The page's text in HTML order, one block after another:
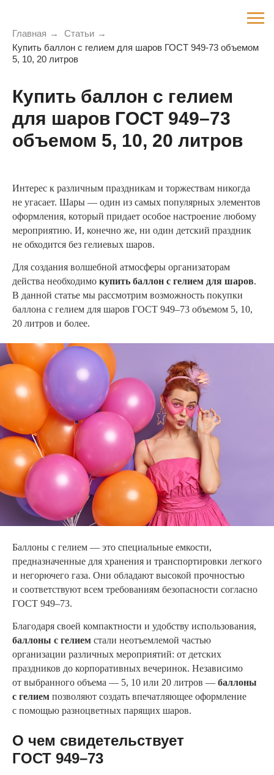
Главная → Статьи →
Купить баллон с гелием для шаров ГОСТ 949-73 объемом
5, 10, 20 литров
Купить баллон с гелием
для шаров ГОСТ 949–73
объемом 5, 10, 20 литров
Интерес к различным праздникам и торжествам никогда
не угасает. Шары — один из самых популярных элементов
оформления, который придает особое настроение любому
мероприятию. И, конечно же, ни один детский праздник
не обходится без гелиевых шаров.
Для создания волшебной атмосферы организаторам
действа необходимо купить баллон с гелием для шаров.
В данной статье мы рассмотрим возможность покупки
баллона с гелием для шаров ГОСТ 949–73 объемом 5, 10,
20 литров и более.
Баллоны с гелием — это специальные емкости,
предназначенные для хранения и транспортировки легкого
и негорючего газа. Они обладают высокой прочностью
и соответствуют всем требованиям безопасности согласно
ГОСТ 949–73.
Благодаря своей компактности и удобству использования,
баллоны с гелием стали неотъемлемой частью
организации различных мероприятий: от детских
праздников до корпоративных вечеринок. Независимо
от выбранного объема — 5, 10 или 20 литров — баллоны
с гелием позволяют создать впечатляющее оформление
с помощью разноцветных парящих шаров.
О чем свидетельствует
ГОСТ 949–73